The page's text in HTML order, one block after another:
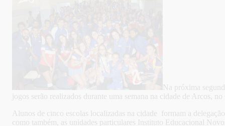
Na próxima
jogos serão realizados durante uma semana na cidade de Arcos,
Alunos de cinco escolas localizadas na cidade formam a
como também, as unidades particulares Instituto Educacional